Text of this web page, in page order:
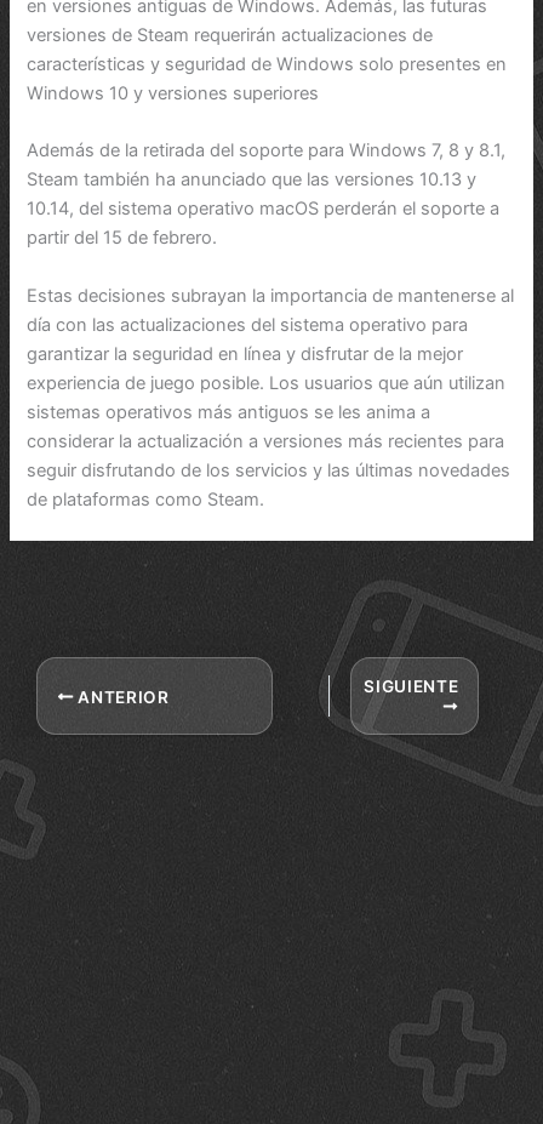
en versiones antiguas de Windows. Además, las futuras
versiones de Steam requerirán actualizaciones de
características y seguridad de Windows solo presentes en
Windows 10 y versiones superiores
Además de la retirada del soporte para Windows 7, 8 y 8.1,
Steam también ha anunciado que las versiones 10.13 y
10.14, del sistema operativo macOS perderán el soporte a
partir del 15 de febrero.
Estas decisiones subrayan la importancia de mantenerse al
día con las actualizaciones del sistema operativo para
garantizar la seguridad en línea y disfrutar de la mejor
experiencia de juego posible. Los usuarios que aún utilizan
sistemas operativos más antiguos se les anima a
considerar la actualización a versiones más recientes para
seguir disfrutando de los servicios y las últimas novedades
de plataformas como Steam.
ANTERIOR
SIGUIENTE